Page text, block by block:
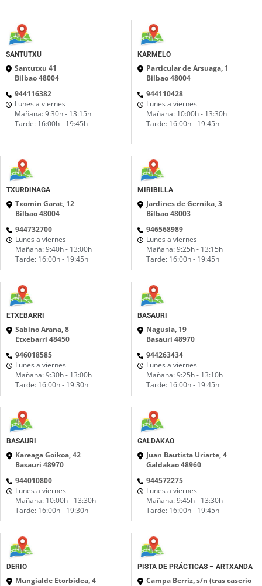
SANTUTXU
Santutxu 41
Bilbao 48004
944116382
Lunes a viernes
Mañana: 9:30h - 13:15h
Tarde: 16:00h - 19:45h
KARMELO
Particular de Arsuaga, 1
Bilbao 48004
944110428
Lunes a viernes
Mañana: 10:00h - 13:30h
Tarde: 16:00h - 19:45h
TXURDINAGA
Txomin Garat, 12
Bilbao 48004
944732700
Lunes a viernes
Mañana: 9:40h - 13:00h
Tarde: 16:00h - 19:45h
MIRIBILLA
Jardines de Gernika, 3
Bilbao 48003
946568989
Lunes a viernes
Mañana: 9:25h - 13:15h
Tarde: 16:00h - 19:45h
ETXEBARRI
Sabino Arana, 8
Etxebarri 48450
946018585
Lunes a viernes
Mañana: 9:30h - 13:00h
Tarde: 16:00h - 19:30h
BASAURI
Nagusia, 19
Basauri 48970
944263434
Lunes a viernes
Mañana: 9:25h - 13:10h
Tarde: 16:00h - 19:45h
BASAURI
Kareaga Goikoa, 42
Basauri 48970
944010800
Lunes a viernes
Mañana: 10:00h - 13:30h
Tarde: 16:00h - 19:30h
GALDAKAO
Juan Bautista Uriarte, 4
Galdakao 48960
944572275
Lunes a viernes
Mañana: 9:45h - 13:30h
Tarde: 16:00h - 19:45h
DERIO
Mungialde Etorbidea, 4
PISTA DE PRÁCTICAS – ARTXANDA
Campa Berriz, s/n (tras caserío